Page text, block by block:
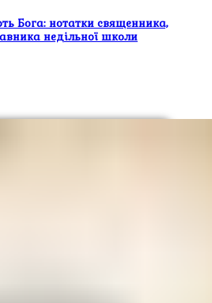
Бога: нотатки священника,
недільної школи